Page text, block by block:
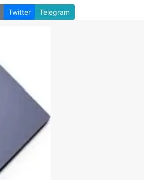
Twitter Telegram